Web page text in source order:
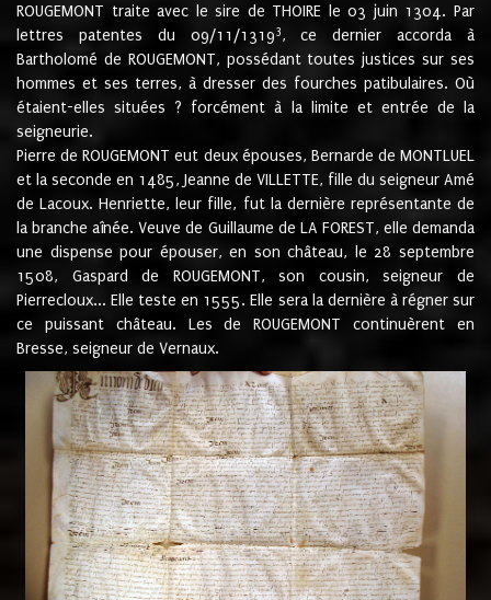
ROUGEMONT traite avec le sire de THOIRE le 03 juin 1304. Par
lettres patentes du 09/11/13193, ce dernier accorda à
Bartholomé de ROUGEMONT, possédant toutes justices sur ses
hommes et ses terres, à dresser des fourches patibulaires. Où
étaient-elles situées ? forcément à la limite et entrée de la
seigneurie.
Pierre de ROUGEMONT eut deux épouses, Bernarde de MONTLUEL
et la seconde en 1485, Jeanne de VILLETTE, fille du seigneur Amé
de Lacoux. Henriette, leur fille, fut la dernière représentante de
la branche aînée. Veuve de Guillaume de LA FOREST, elle demanda
une dispense pour épouser, en son château, le 28 septembre
1508, Gaspard de ROUGEMONT, son cousin, seigneur de
Pierrecloux... Elle teste en 1555. Elle sera la dernière à régner sur
ce puissant château. Les de ROUGEMONT continuèrent en
Bresse, seigneur de Vernaux.